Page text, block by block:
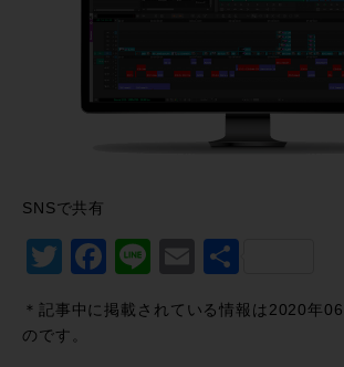
SNSで共有
Twitter
Facebook
LineEmail
有
＊記事中に掲載されている情報は2020年
のです。